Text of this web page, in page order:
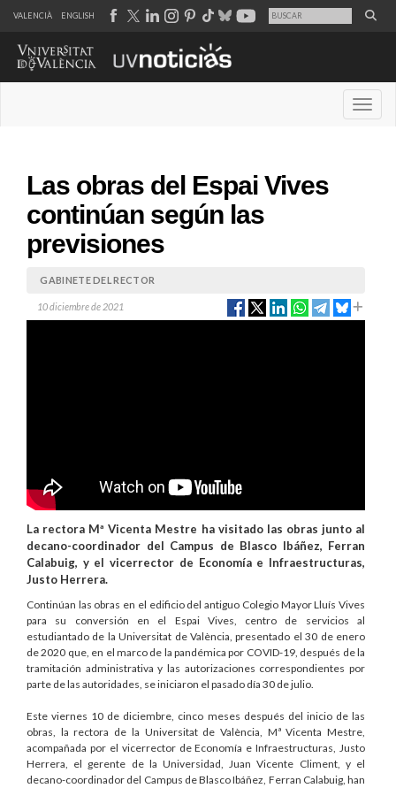
VALENCIÀ ENGLISH
Las obras del Espai Vives
continúan según las
previsiones
GABINETE DEL RECTOR
10 diciembre de 2021
La rectora Mª Vicenta Mestre ha visitado las obras junto al
decano-coordinador del Campus de Blasco Ibáñez, Ferran
Calabuig, y el vicerrector de Economía e Infraestructuras,
Justo Herrera.
Continúan las obras en el edificio del antiguo Colegio Mayor Lluís Vives
para su conversión en el Espai Vives, centro de servicios al
estudiantado de la Universitat de València, presentado el 30 de enero
de 2020 que, en el marco de la pandémica por COVID-19, después de la
tramitación administrativa y las autorizaciones correspondientes por
parte de las autoridades, se iniciaron el pasado día 30 de julio.
Este viernes 10 de diciembre, cinco meses después del inicio de las
obras, la rectora de la Universitat de València, Mª Vicenta Mestre,
acompañada por el vicerrector de Economía e Infraestructuras, Justo
Herrera, el gerente de la Universidad, Juan Vicente Climent, y el
decano-coordinador del Campus de Blasco Ibáñez, Ferran Calabuig, han